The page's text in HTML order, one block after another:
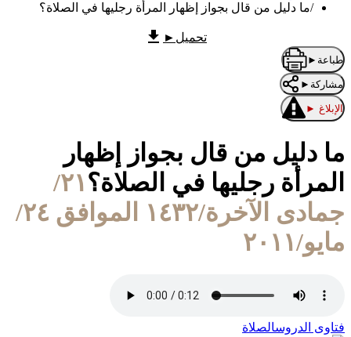
/ما دليل من قال بجواز إظهار المرأة رجليها في الصلاة؟
تحميل ►
طباعة ►
مشاركة ►
الإبلاغ ►
ما دليل من قال بجواز إظهار
المرأة رجليها في الصلاة؟
٢١/
جمادى الآخرة/١٤٣٢ الموافق ٢٤/
مايو/٢٠١١
فتاوى الدروسالصلاة